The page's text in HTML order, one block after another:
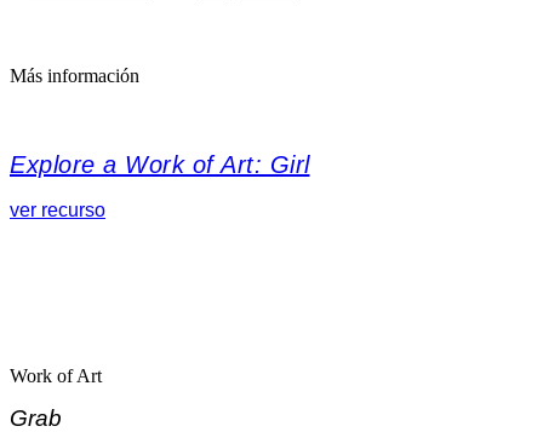
Más información
Explore a Work of Art: Girl
ver recurso
Work of Art
Grab